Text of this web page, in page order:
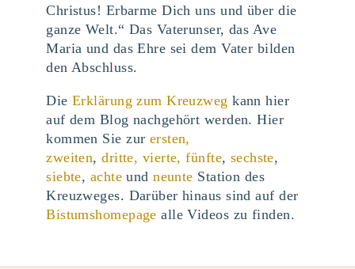
Christus! Erbarme Dich uns und über die
ganze Welt.“ Das Vaterunser, das Ave
Maria und das Ehre sei dem Vater bilden
den Abschluss.
Die Erklärung zum Kreuzweg kann hier
auf dem Blog nachgehört werden. Hier
kommen Sie zur ersten,
zweiten,dritte, vierte, fünfte, sechste,
siebte, achteundneunte Station des
Kreuzweges. Darüber hinaus sind auf der
Bistumshomepage alle Videos zu finden.